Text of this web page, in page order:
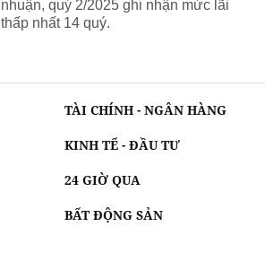
nhuận, quý 2/2025 ghi nhận mức lãi
thấp nhất 14 quý.
TÀI CHÍNH - NGÂN HÀNG
KINH TẾ - ĐẦU TƯ
24 GIỜ QUA
BẤT ĐỘNG SẢN